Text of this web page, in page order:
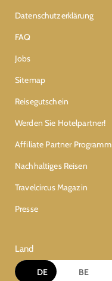
Datenschutzerklärung
FAQ
Jobs
Sitemap
Reisegutschein
Werden Sie Hotelpartner!
Affiliate Partner Programm
Nachhaltiges Reisen
Travelcircus Magazin
Presse
Land
DE BE